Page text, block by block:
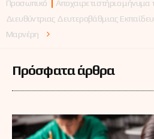
Προσωπικό
Αποχαιρετιστήριο μήνυμα
Διευθύντριας Δευτεροβάθμιας
Μαρνέρη
Πρόσφατα άρθρα